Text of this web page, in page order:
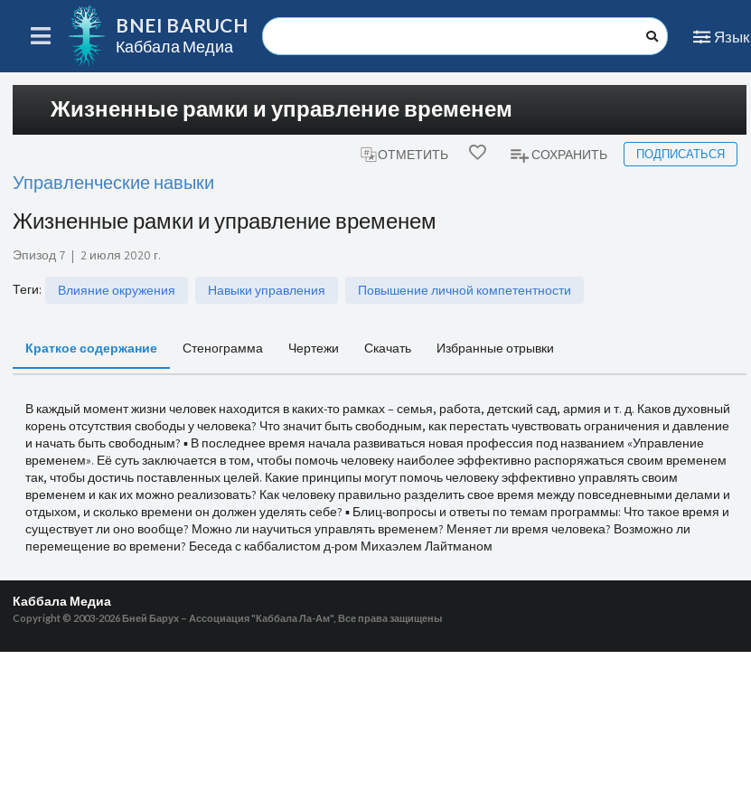
BNEI BARUCH
Каббала Медиа
Язык
Жизненные рамки и управление временем
ОТМЕТИТЬ СОХРАНИТЬ ПОДПИСАТЬСЯ
Управленческие навыки
Жизненные рамки и управление временем
Эпизод 7 | 2 июля 2020 г.
Теги: Влияние окружения Навыки управления Повышение личной компетентности
Краткое содержание Стенограмма Чертежи Скачать Избранные отрывки
В каждый момент жизни человек находится в каких-то рамках – семья, работа, детский сад, армия и т. д. Каков духовный
корень отсутствия свободы у человека? Что значит быть свободным, как перестать чувствовать ограничения и давление
и начать быть свободным? ▪ В последнее время начала развиваться новая профессия под названием «Управление
временем». Её суть заключается в том, чтобы помочь человеку наиболее эффективно распоряжаться своим временем
так, чтобы достичь поставленных целей. Какие принципы могут помочь человеку эффективно управлять своим
временем и как их можно реализовать? Как человеку правильно разделить свое время между повседневными делами и
отдыхом, и сколько времени он должен уделять себе? ▪ Блиц-вопросы и ответы по темам программы: Что такое время и
существует ли оно вообще? Можно ли научиться управлять временем? Меняет ли время человека? Возможно ли
перемещение во времени? Беседа с каббалистом д-ром Михаэлем Лайтманом
Каббала Медиа
Copyright © 2003-2026 Бней Барух – Ассоциация "Каббала Ла-Ам", Все права защищены